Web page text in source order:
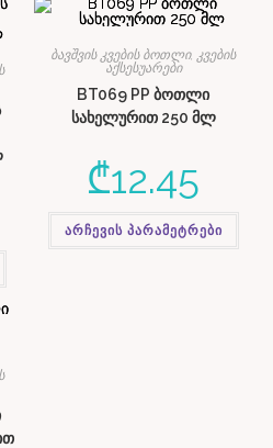
ბავშვის კვების ბოთლი, კვების
აქსესუარები
BT069 PP ბოთლი
სახელურით 250 მლ
₾12.45
არჩევის პარამეტრები